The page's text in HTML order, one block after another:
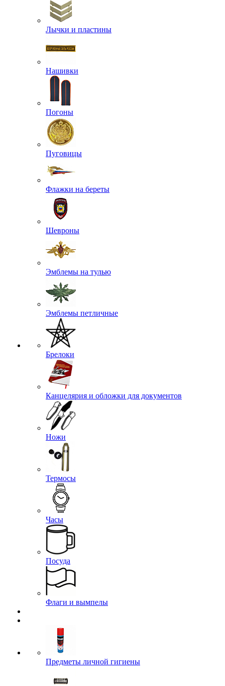
Лычки и пластины
Нашивки
Погоны
Пуговицы
Флажки на береты
Шевроны
Эмблемы на тулью
Эмблемы петличные
Брелоки
Канцелярия и обложки для документов
Ножи
Термосы
Часы
Посуда
Флаги и вымпелы
Предметы личной гигиены